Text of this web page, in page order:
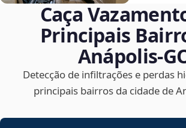
Caça
Principais
Detecção de infiltrações e perdas
principais bairros da cidade de